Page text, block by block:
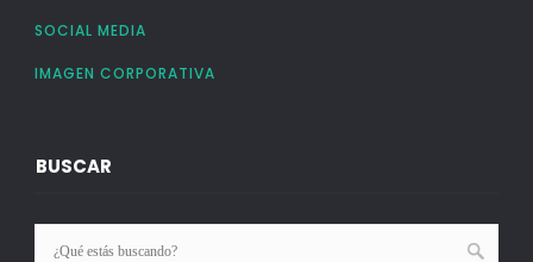
SOCIAL MEDIA
IMAGEN CORPORATIVA
BUSCAR